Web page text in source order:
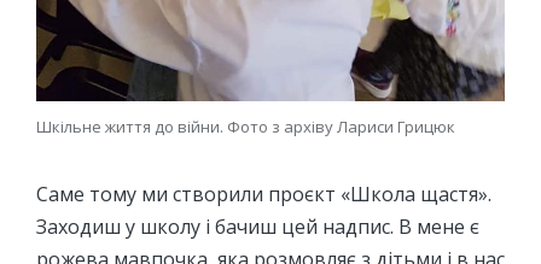
Шкільне життя до війни. Фото з архіву Лариси Грицюк
Саме тому ми створили проєкт «Школа щастя».
Заходиш у школу і бачиш цей надпис. В мене є